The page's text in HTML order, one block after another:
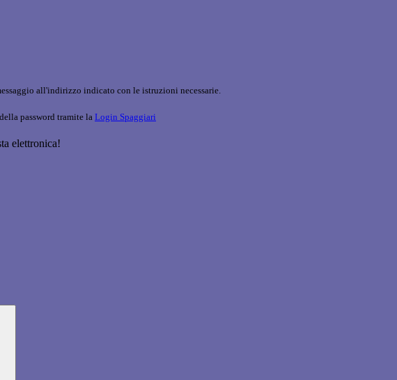
all'indirizzo indicato con le istruzioni necessarie.
password tramite la Login Spaggiari
elettronica!